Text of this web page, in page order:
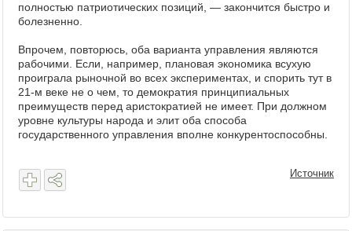
полностью патриотических позиций, — закончится быстро и
болезненно.
Впрочем, повторюсь, оба варианта управления являются
рабочими. Если, например, плановая экономика всухую
проиграла рыночной во всех экспериментах, и спорить тут в
21-м веке не о чем, то демократия принципиальных
преимуществ перед аристократией не имеет. При должном
уровне культуры народа и элит оба способа
государственного управления вполне конкурентоспособны.
Источник